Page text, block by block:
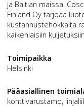
ja Baltian maissa.
Finland Oy tarjoaa
kustannustehokkaita
kaikenlaisiin
Toimipaikka
Helsinki
Pääasiallinen
konttivarustamo,